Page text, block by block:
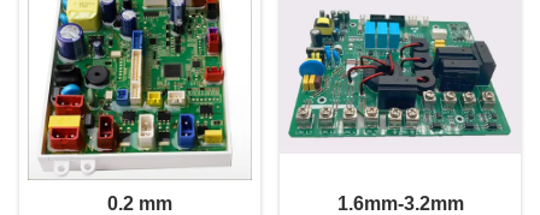
0.2 mm
1.6mm-3.2mm